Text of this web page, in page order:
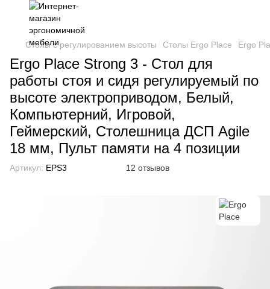
Столы с регулированием высоты Столы Ergo Place Ergo
Ergo Place Strong 3 - Стол для
работы стоя и сидя регулируемый по
высоте электроприводом, Белый,
Компьютерний, Игровой,
Геймерский, Столешница ДСП Agile
18 мм, Пульт памяти на 4 позиции
Артикул: EPS3 12 отзывов